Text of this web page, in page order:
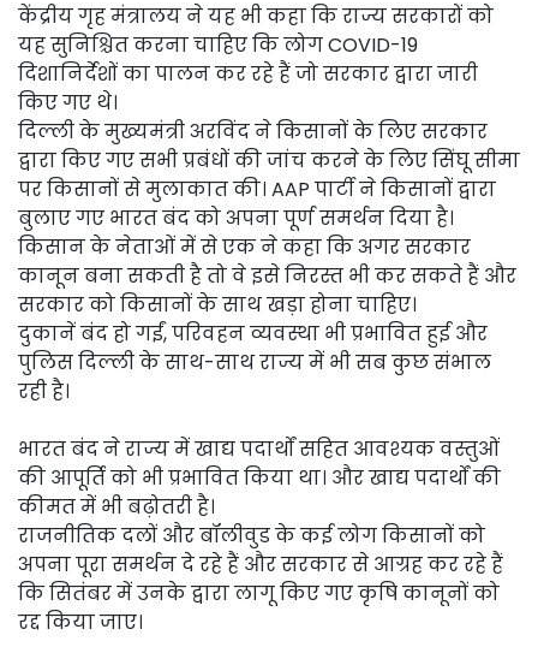
केंद्रीय गृह मंत्रालय ने यह भी कहा कि राज्य सरकारों को
यह सुनिश्चित करना चाहिए कि लोग COVID-19
दिशानिर्देशों का पालन कर रहे हैं जो सरकार द्वारा जारी
किए गए थे।
दिल्ली के मुख्यमंत्री अरविंद ने किसानों के लिए सरकार
द्वारा किए गए सभी प्रबंधों की जांच करने के लिए सिंघू सीमा
पर किसानों से मुलाकात की। AAP पार्टी ने किसानों द्वारा
बुलाए गए भारत बंद को अपना पूर्ण समर्थन दिया है।
किसान के नेताओं में से एक ने कहा कि अगर सरकार
कानून बना सकती है तो वे इसे निरस्त भी कर सकते हैं और
सरकार को किसानों के साथ खड़ा होना चाहिए।
दुकानें बंद हो गईं, परिवहन व्यवस्था भी प्रभावित हुई और
पुलिस दिल्ली के साथ-साथ राज्य में भी सब कुछ संभाल
रही है।
भारत बंद ने राज्य में खाद्य पदार्थों सहित आवश्यक वस्तुओं
की आपूर्ति को भी प्रभावित किया था। और खाद्य पदार्थों की
कीमत में भी बढ़ोतरी है।
राजनीतिक दलों और बॉलीवुड के कई लोग किसानों को
अपना पूरा समर्थन दे रहे हैं और सरकार से आग्रह कर रहे हैं
कि सितंबर में उनके द्वारा लागू किए गए कृषि कानूनों को
रद्द किया जाए।